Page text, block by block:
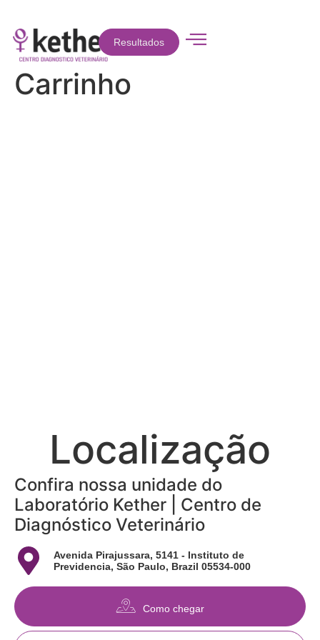
Resultados
Carrinho
Localização
Confira nossa unidade do
Laboratório Kether | Centro de
Diagnóstico Veterinário
Avenida Pirajussara, 5141 - Instituto de
Previdencia, São Paulo, Brazil 05534-000
Como chegar